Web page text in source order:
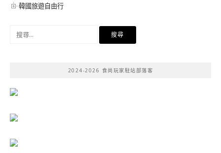
韓國旅遊自由行
2024-2026 食尚玩家駐站部落客